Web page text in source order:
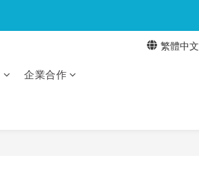
繁體中文
企業合作